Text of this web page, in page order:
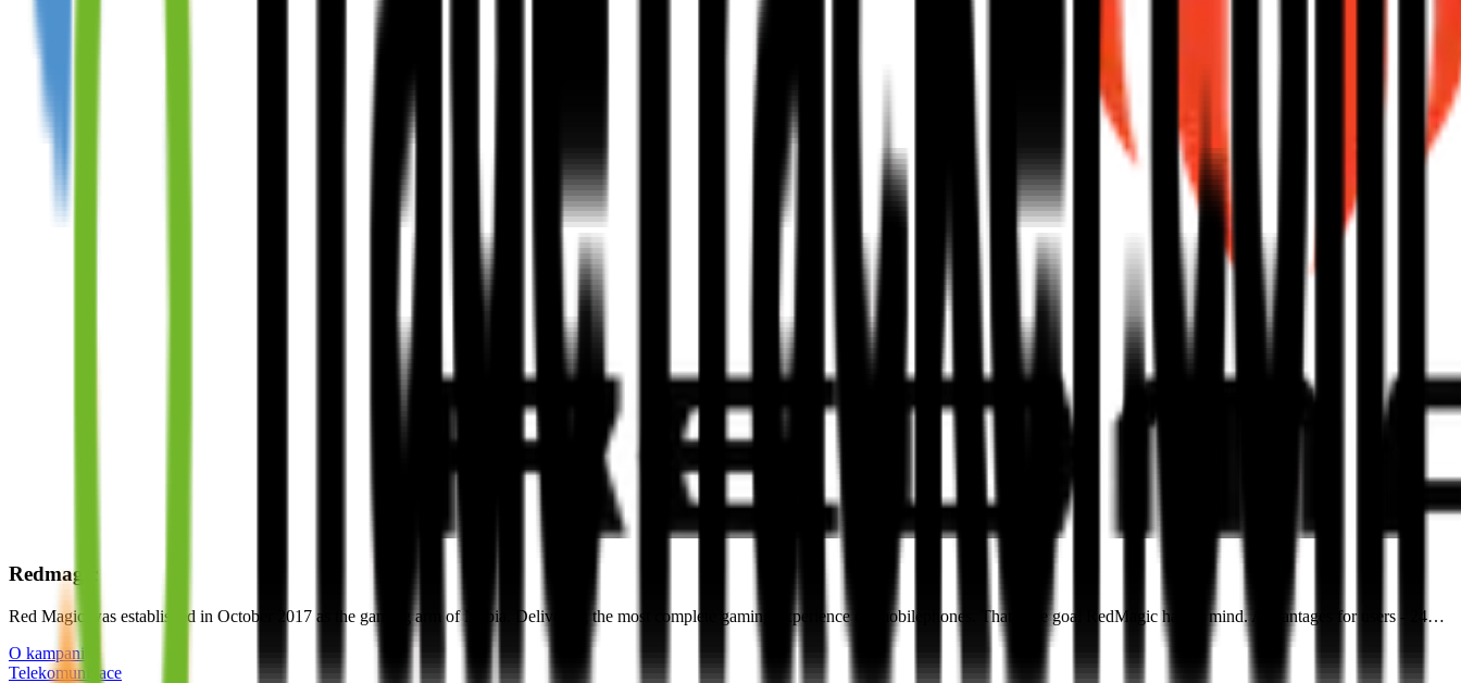
Redmagic
Red Magic was established in October 2017 as the gaming arm of Nubia. Delivering the most complete gaming experience on mobilephones. That’s the goal RedMagic had in mind. Advantages for users - 24…
O kampani
Telekomunikace